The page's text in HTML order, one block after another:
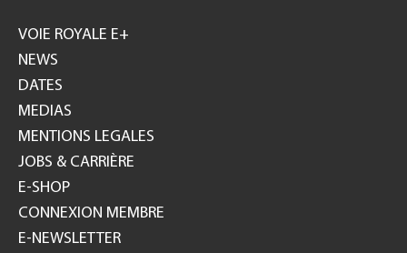
GH
VOIE ROYALE E+
NEWS
DATES
MEDIAS
MENTIONS LEGALES
JOBS & CARRIÈRE
E-SHOP
CONNEXION MEMBRE
E-NEWSLETTER